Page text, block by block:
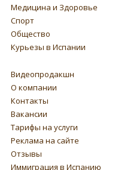
Медицина и Здоровье
Спорт
Общество
Курьезы в Испании
Видеопродакшн
О компании
Контакты
Вакансии
Тарифы на услуги
Реклама на сайте
Отзывы
Иммиграция в Испанию